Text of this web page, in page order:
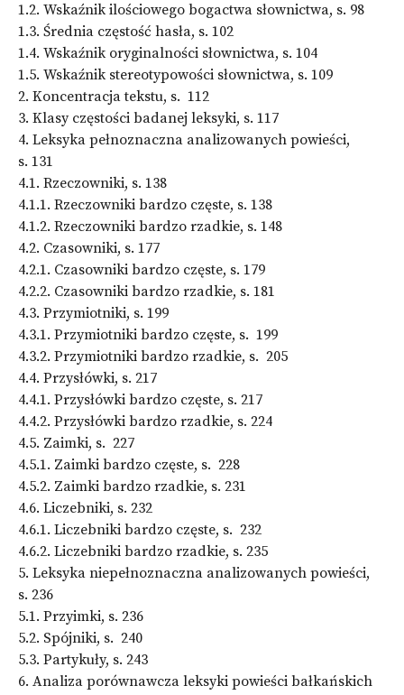
1.2. Wskaźnik ilościowego bogactwa słownictwa, s. 98
1.3. Średnia częstość hasła, s. 102
1.4. Wskaźnik oryginalności słownictwa, s. 104
1.5. Wskaźnik stereotypowości słownictwa, s. 109
2. Koncentracja tekstu, s. 112
3. Klasy częstości badanej leksyki, s. 117
4. Leksyka pełnoznaczna analizowanych powieści,
s. 131
4.1. Rzeczowniki, s. 138
4.1.1. Rzeczowniki bardzo częste, s. 138
4.1.2. Rzeczowniki bardzo rzadkie, s. 148
4.2. Czasowniki, s. 177
4.2.1. Czasowniki bardzo częste, s. 179
4.2.2. Czasowniki bardzo rzadkie, s. 181
4.3. Przymiotniki, s. 199
4.3.1. Przymiotniki bardzo częste, s. 199
4.3.2. Przymiotniki bardzo rzadkie, s. 205
4.4. Przysłówki, s. 217
4.4.1. Przysłówki bardzo częste, s. 217
4.4.2. Przysłówki bardzo rzadkie, s. 224
4.5. Zaimki, s. 227
4.5.1. Zaimki bardzo częste, s. 228
4.5.2. Zaimki bardzo rzadkie, s. 231
4.6. Liczebniki, s. 232
4.6.1. Liczebniki bardzo częste, s. 232
4.6.2. Liczebniki bardzo rzadkie, s. 235
5. Leksyka niepełnoznaczna analizowanych powieści,
s. 236
5.1. Przyimki, s. 236
5.2. Spójniki, s. 240
5.3. Partykuły, s. 243
6. Analiza porównawcza leksyki powieści bałkańskich